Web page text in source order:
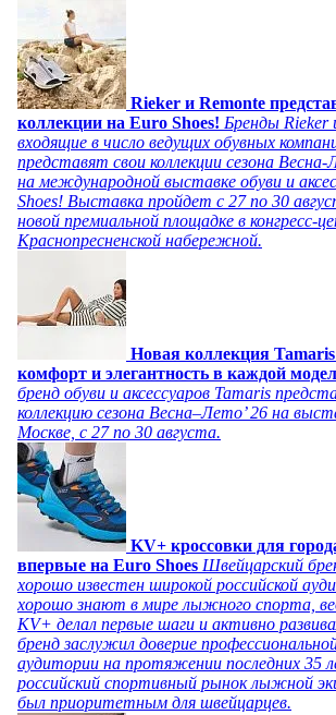
Rieker и Remonte
коллекции на Euro Shoes! Бренды Rieker
входящие в число ведущих обувных
представят свои коллекции сезона
на международной выставке обуви и
Shoes! Выставка пройдет c 27 по 30
новой премиальной площадке в конгресс-
Краснопресненской набережной.
Новая коллекция
комфорт и элегантность в каждой
бренд обуви и аксессуаров Tamaris
коллекцию сезона Весна–Лето’ 26 на
Москве, с 27 по 30 августа.
KV+ кроссовки для
впервые на Euro Shoes Швейцарский
хорошо известен широкой российской
хорошо знают в мире лыжного спорта,
KV+ делал первые шаги и активно
бренд заслужил доверие
аудитории на протяжении последних
российский спортивный рынок лыжной
был приоритетным для швейцарцев.